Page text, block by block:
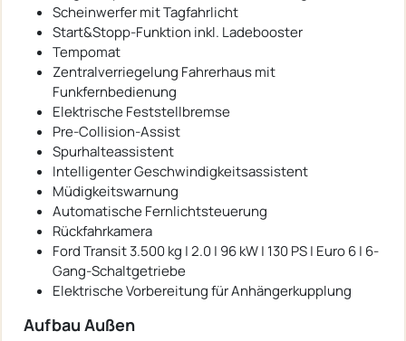
Scheinwerfer mit Tagfahrlicht
Start&Stopp-Funktion inkl. Ladebooster
Tempomat
Zentralverriegelung Fahrerhaus mit
Funkfernbedienung
Elektrische Feststellbremse
Pre-Collision-Assist
Spurhalteassistent
Intelligenter Geschwindigkeitsassistent
Müdigkeitswarnung
Automatische Fernlichtsteuerung
Rückfahrkamera
Ford Transit 3.500 kg | 2.0 | 96 kW | 130 PS | Euro 6 | 6-
Gang-Schaltgetriebe
Elektrische Vorbereitung für Anhängerkupplung
Aufbau Außen